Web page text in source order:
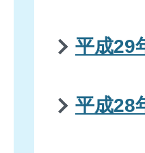
平成29
平成28